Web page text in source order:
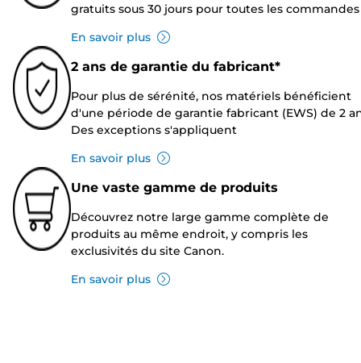
gratuits sous 30 jours pour toutes les commandes
En savoir plus
2 ans de garantie du fabricant*
Pour plus de sérénité, nos matériels bénéficient
d'une période de garantie fabricant (EWS) de 2
Des exceptions s'appliquent
En savoir plus
Une vaste gamme de produits
Découvrez notre large gamme complète de
produits au même endroit, y compris les
exclusivités du site Canon.
En savoir plus